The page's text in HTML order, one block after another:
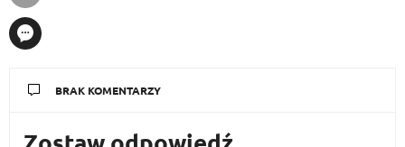
BRAK KOMENTARZY